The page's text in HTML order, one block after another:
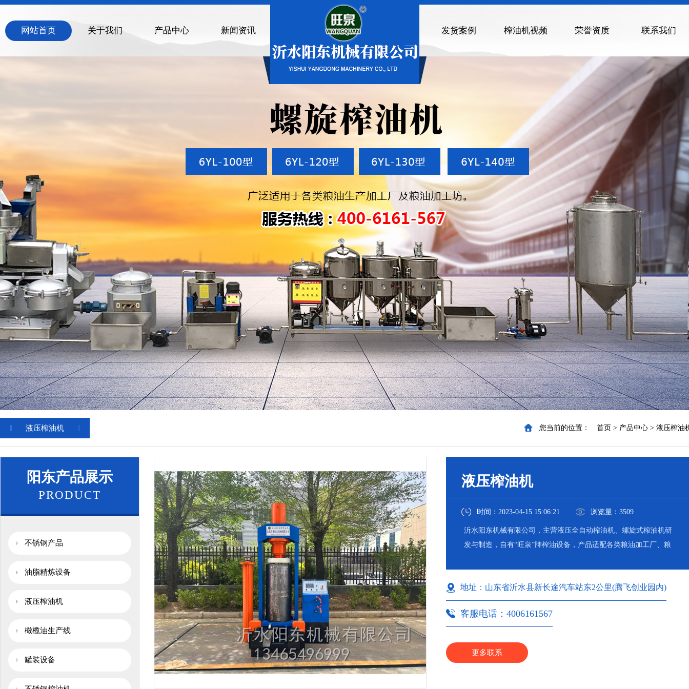
网站首页 关于我们 产品中心 新闻资讯 发货案例 榨油机视频 荣誉资质 联系我们
您当前的位置： 首页 > 产品中心 > 液压榨油
液压榨油机
阳东产品展示
PRODUCT
不锈钢产品
油脂精炼设备
液压榨油机
橄榄油生产线
罐装设备
液压榨油机
时间：2023-04-15 15:06:21 浏览量：3509
沂水阳东机械有限公司，主营液压全自动榨油机、螺旋式榨油机研
发与制造，自有“旺泉”牌榨油设备，产品适配各类粮油加工厂、粮
地址：山东省沂水县新长途汽车站东2公里(腾飞创业园内)
客服电话：4006161567
更多联系